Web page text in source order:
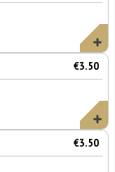
€3.50
€3.50